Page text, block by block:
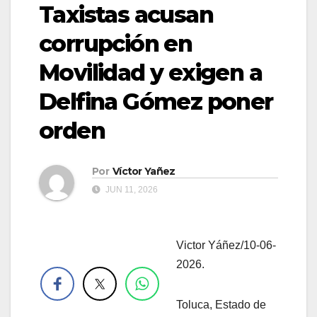
Taxistas acusan
corrupción en
Movilidad y exigen a
Delfina Gómez poner
orden
Por Víctor Yañez
JUN 11, 2026
Victor Yáñez/10-06-
2026.
Toluca, Estado de